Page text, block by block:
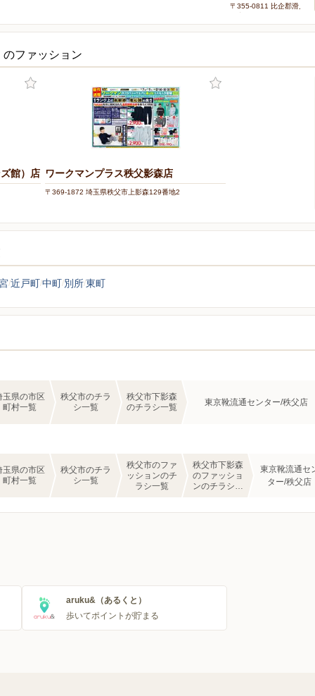
〒355-0811 比企郡滑川
ファッション
館）店 ワークマンプラス秩父影森店
〒369-1872 埼玉県秩父市上影森129番地2
近戸町中町 別所東町
玉県の市区
町村一覧
秩父市のチラ
シ一覧
秩父市下影森
のチラシ一覧
東京靴流通センター/秩父店
玉県の市区
町村一覧
秩父市のチラ
シ一覧
秩父市のファ
ッションのチ
ラシ一覧
秩父市下影森
のファッショ
ンのチラシ一
東京靴流通セ
ター/秩父店
aruku&（あるくと）
歩いてポイントが貯まる